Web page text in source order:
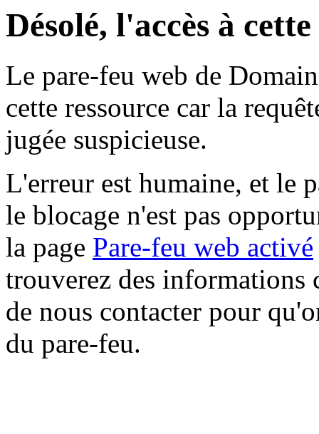
Désolé, l'accès à
Le pare-feu web de
cette ressource car la
jugée suspicieuse.
L'erreur est humaine, et le
le blocage n'est pas
la page Pare-feu web activé
trouverez des informations
de nous contacter pour
du pare-feu.